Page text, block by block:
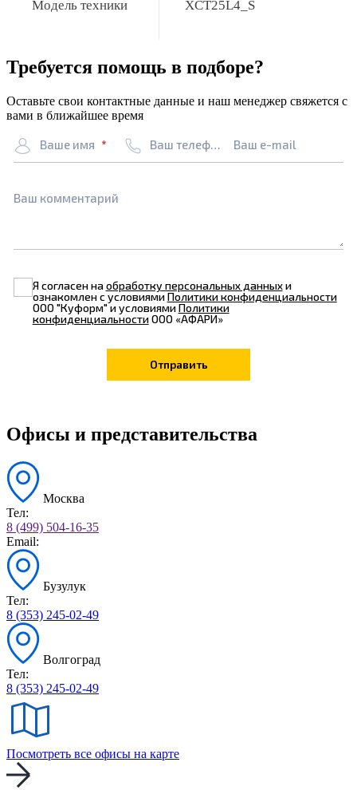
Модель техники XCT25L4_S
Требуется помощь в подборе?
Оставьте свои контактные данные и наш менеджер свяжется с
вами в ближайшее время
Ваше имя Ваш телефон Ваш e-mail
Ваш комментарий
Я согласен наобработку персональных данныхи
ознакомлен с условиямиПолитики конфиденциальности
ООО "Куформ" и условиямиПолитики
конфиденциальностиООО «АФАРИ»
Офисы и представительства
Москва
Тел:
8 (499) 504-16-35
Email:
Бузулук
Тел:
8 (353) 245-02-49
Волгоград
Тел:
8 (353) 245-02-49
Посмотреть все офисы на карте